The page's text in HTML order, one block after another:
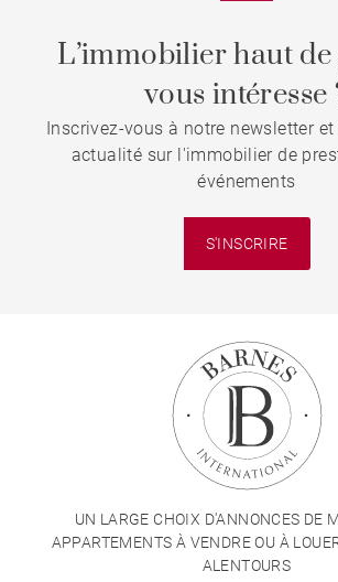
L’immobilier haut
vous intéresse
Inscrivez-vous à notre newsletter
actualité sur l'immobilier de
événements
S'INSCRIRE
UN LARGE CHOIX D'ANNONCES DE
APPARTEMENTS À VENDRE OU À
ALENTOURS